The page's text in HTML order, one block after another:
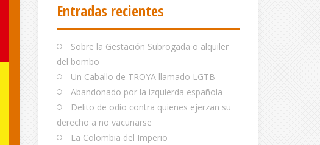
Entradas recientes
Sobre la Gestación Subrogada o alquiler
del bombo
Un Caballo de TROYA llamado LGTB
Abandonado por la izquierda española
Delito de odio contra quienes ejerzan su
derecho a no vacunarse
La Colombia del Imperio